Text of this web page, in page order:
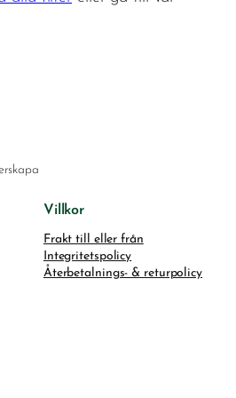
Villkor
Frakt till eller från
Integritetspolicy
Återbetalnings- & returpolicy